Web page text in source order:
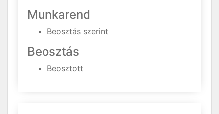
Munkarend
Beosztás szerinti
Beosztás
Beosztott